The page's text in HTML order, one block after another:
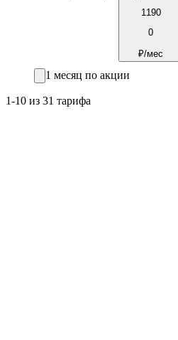
1190
0
₽/мес
1 месяц по акции
1-10 из 31 тарифа